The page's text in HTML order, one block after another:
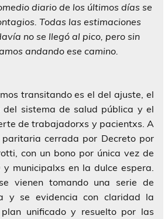
diario de los últimos días se
Todas las estimaciones
no se llegó al pico, pero sin
andando ese camino.
transitando es el del ajuste, el
del sistema de salud pública y el
de trabajadorxs y pacientxs. A
cerrada por Decreto por
con un bono por única vez de
municipalxs en la dulce espera.
vienen tomando una serie de
y se evidencia con claridad la
unificado y resuelto por las